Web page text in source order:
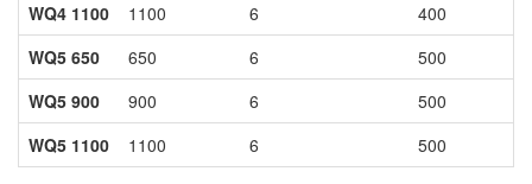
WQ4 1100
1100 6 400
WQ5 650
650 6 500
WQ5 900
900 6 500
WQ5 1100
1100 6 500